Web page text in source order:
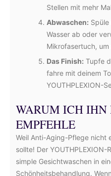
Stellen mit mehr
Abwaschen:
Wasser ab oder
Mikrofasertuch,
Das Finish: Tupfe
fahre mit deinem
YOUTHPLEXION-
WARUM ICH
EMPFEHLE
Weil Anti-Aging-Pflege nicht
sollte! Der
simple Gesichtwaschen in
Schönheitsbehandlung.